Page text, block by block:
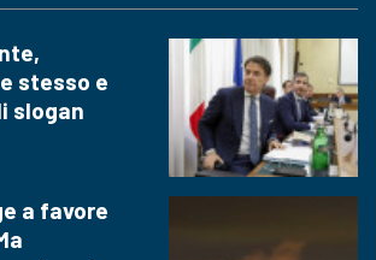
stesso e
slogan
a favore